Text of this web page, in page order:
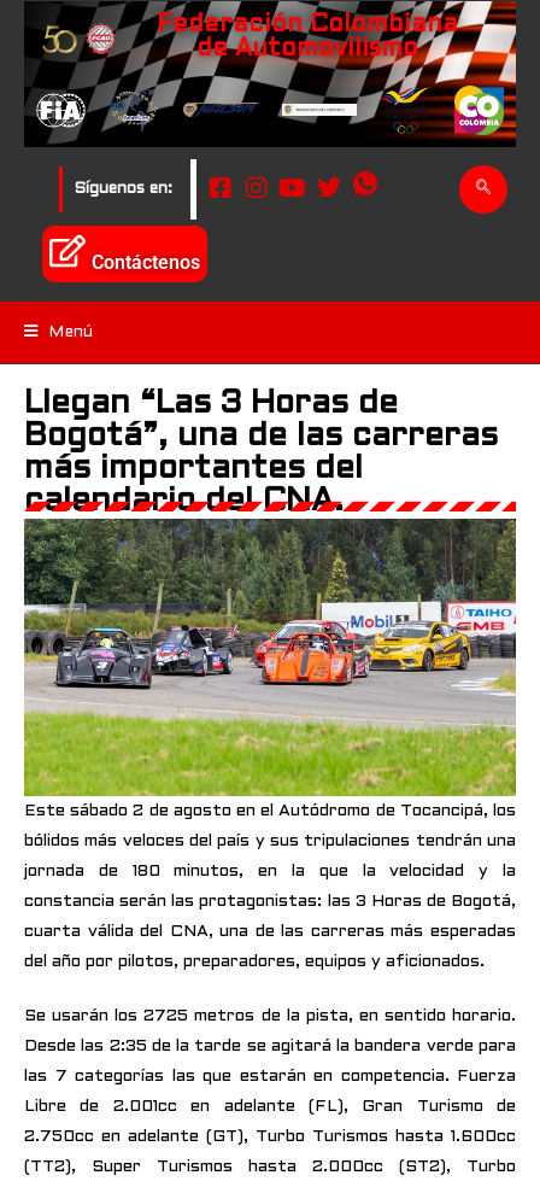
Federación Colombiana
de Automovilismo
Síguenos en:
Contáctenos
Menú
Llegan “Las 3 Horas de
Bogotá”, una de las carreras
más importantes del
calendario del CNA.
Este sábado 2 de agosto en el Autódromo de Tocancipá, los
bólidos más veloces del país y sus tripulaciones tendrán una
jornada de 180 minutos, en la que la velocidad y la
constancia serán las protagonistas: las 3 Horas de Bogotá,
cuarta válida del CNA, una de las carreras más esperadas
del año por pilotos, preparadores, equipos y aficionados.
Se usarán los 2725 metros de la pista, en sentido horario.
Desde las 2:35 de la tarde se agitará la bandera verde para
las 7 categorías las que estarán en competencia. Fuerza
Libre de 2.001cc en adelante (FL), Gran Turismo de
2.750cc en adelante (GT), Turbo Turismos hasta 1.600cc
(TT2), Super Turismos hasta 2.000cc (ST2), Turbo